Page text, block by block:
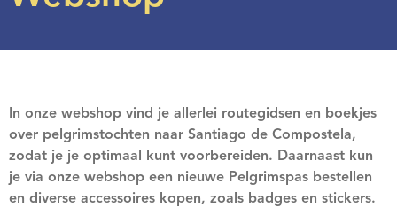
Zoeken
Spirituele reis
Ervaringen
Regio’s
In onze webshop vind je allerlei routegidsen en boekjes
over pelgrimstochten naar Santiago de Compostela,
zodat je je optimaal kunt voorbereiden. Daarnaast kun
je via onze webshop een nieuwe Pelgrimspas bestellen
en diverse accessoires kopen, zoals badges en stickers.